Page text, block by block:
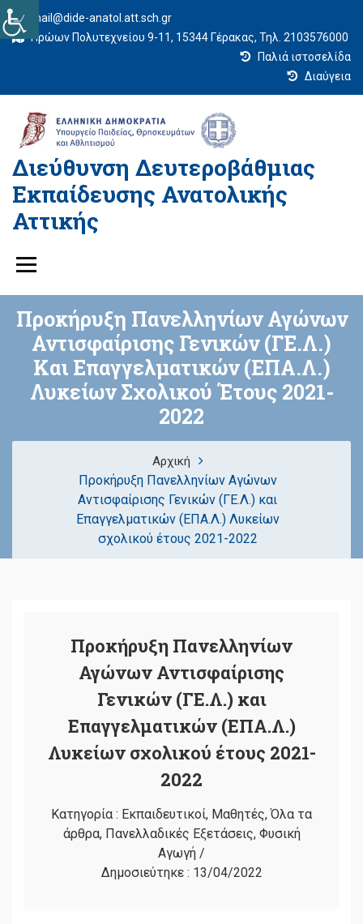
mail@dide-anatol.att.sch.gr
Ηρώων Πολυτεχνείου 9-11, 15344 Γέρακας, Τηλ. 2103576000
Παλιά ιστοσελίδα
Διαύγεια
Διεύθυνση Δευτεροβάθμιας
Εκπαίδευσης Ανατολικής
Αττικής
Προκήρυξη Πανελληνίων Αγώνων
Αντισφαίρισης Γενικών (ΓΕ.Λ.)
Και Επαγγελματικών (ΕΠΑ.Λ.)
Λυκείων Σχολικού Έτους 2021-
2022
Αρχική
Προκήρυξη Πανελληνίων Αγώνων
Αντισφαίρισης Γενικών (ΓΕ.Λ.) και
Επαγγελματικών (ΕΠΑ.Λ.) Λυκείων
σχολικού έτους 2021-2022
Προκήρυξη Πανελληνίων
Αγώνων Αντισφαίρισης
Γενικών (ΓΕ.Λ.) και
Επαγγελματικών (ΕΠΑ.Λ.)
Λυκείων σχολικού έτους 2021-
2022
Κατηγορία : Εκπαιδευτικοί, Μαθητές,Όλα τα
άρθρα, Πανελλαδικές Εξετάσεις, Φυσική
Αγωγή /
Δημοσιεύτηκε : 13/04/2022